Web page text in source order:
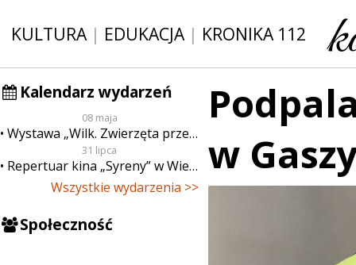
KULTURA| EDUKACJA| KRONIKA 112
Kalendarz wydarzeń
08 maja
Wystawa „Wilk. Zwierzęta przeklęte”
31 lipca
Repertuar kina „Syreny” w Wieluniu w dn. od 31 lipca do 6 sierpnia
Wszystkie wydarzenia >>
Społeczność
w